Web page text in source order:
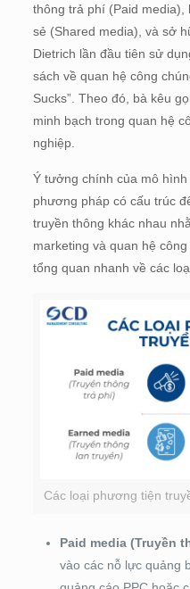
thông trả phí (Paid media),
sẻ (Shared media), và sở
Dietrich lần đầu tiên sử
sách về quan hệ công
Sucks”. Theo đó, bà kêu
minh bạch trong quan hệ
nghiệp.
Ý tưởng chính của mô
phương pháp có cấu trúc
truyền thông khác nhau
marketing và quan hệ
tổng quan nhanh về các
Các loại phương tiện
Paid media (Truyền
vào các nỗ lực quảng